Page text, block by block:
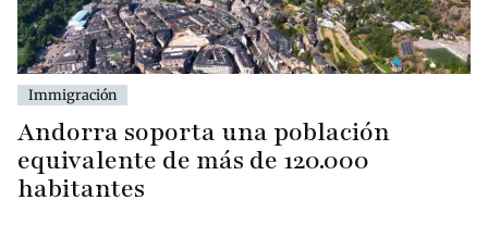
Immigración
Andorra soporta una población
equivalente de más de 120.000
habitantes